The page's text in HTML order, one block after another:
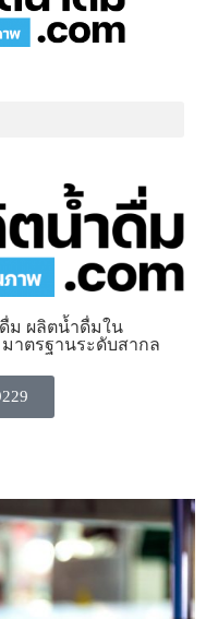
ม ผลิตน้ำดื่มใน
าตรฐานระดับสากล